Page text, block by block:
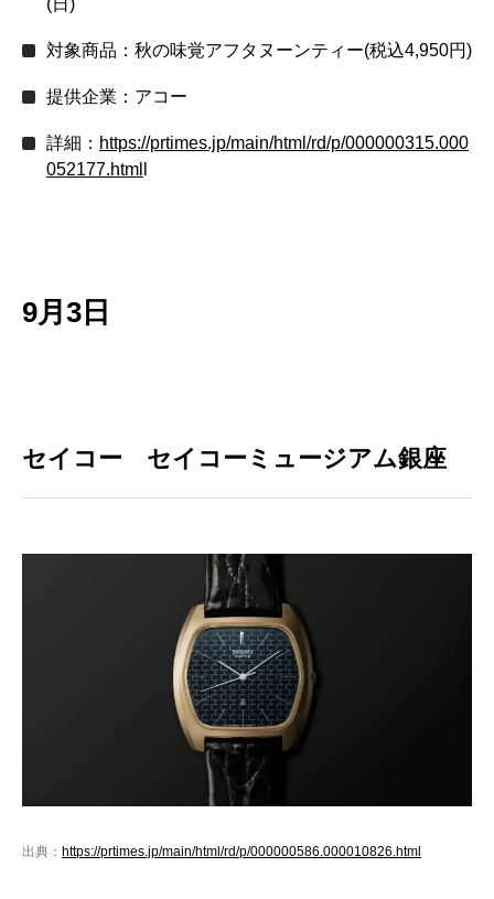
(日)
対象商品：秋の味覚アフタヌーンティー(税込4,950円)
提供企業：アコー
詳細： https://prtimes.jp/main/html/rd/p/000000315.000
052177.html
9月3日
セイコー セイコーミュージアム銀座
出典： https://prtimes.jp/main/html/rd/p/000000586.000010826.html